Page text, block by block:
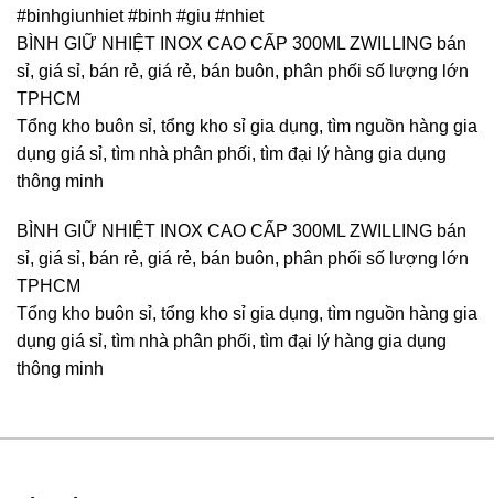
#binhgiunhiet #binh #giu #nhiet
BÌNH GIỮ NHIỆT INOX CAO CẤP 300ML ZWILLING bán
sỉ, giá sỉ, bán rẻ, giá rẻ, bán buôn, phân phối số lượng lớn
TPHCM
Tổng kho buôn sỉ, tổng kho sỉ gia dụng, tìm nguồn hàng gia
dụng giá sỉ, tìm nhà phân phối, tìm đại lý hàng gia dụng
thông minh
BÌNH GIỮ NHIỆT INOX CAO CẤP 300ML ZWILLING bán
sỉ, giá sỉ, bán rẻ, giá rẻ, bán buôn, phân phối số lượng lớn
TPHCM
Tổng kho buôn sỉ, tổng kho sỉ gia dụng, tìm nguồn hàng gia
dụng giá sỉ, tìm nhà phân phối, tìm đại lý hàng gia dụng
thông minh